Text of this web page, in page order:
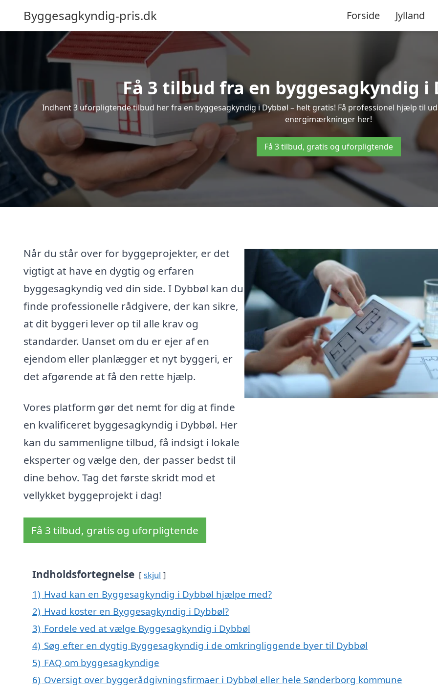
Byggesagkyndig-pris.dk Forside Jylland
Få 3 tilbud fra en byggesagkyndig i
Indhent 3 uforpligtende tilbud her fra en byggesagkyndig i Dybbøl – helt gratis! Få professionel hjælp til
energimærkninger her!
Få 3 tilbud, gratis og uforpligtende
Når du står over for byggeprojekter, er det
vigtigt at have en dygtig og erfaren
byggesagkyndig ved din side. I Dybbøl kan du
finde professionelle rådgivere, der kan sikre,
at dit byggeri lever op til alle krav og
standarder. Uanset om du er ejer af en
ejendom eller planlægger et nyt byggeri, er
det afgørende at få den rette hjælp.
Vores platform gør det nemt for dig at finde
en kvalificeret byggesagkyndig i Dybbøl. Her
kan du sammenligne tilbud, få indsigt i lokale
eksperter og vælge den, der passer bedst til
dine behov. Tag det første skridt mod et
vellykket byggeprojekt i dag!
Få 3 tilbud, gratis og uforpligtende
Indholdsfortegnelse skjul
1) Hvad kan en Byggesagkyndig i Dybbøl hjælpe med?
2) Hvad koster en Byggesagkyndig i Dybbøl?
3) Fordele ved at vælge Byggesagkyndig i Dybbøl
4) Søg efter en dygtig Byggesagkyndig i de omkringliggende byer til Dybbøl
5) FAQ om byggesagkyndige
6) Oversigt over byggerådgivningsfirmaer i Dybbøl eller hele Sønderborg kommune